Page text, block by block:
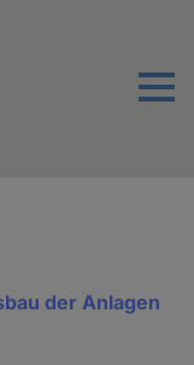
Menu
der Anlagen